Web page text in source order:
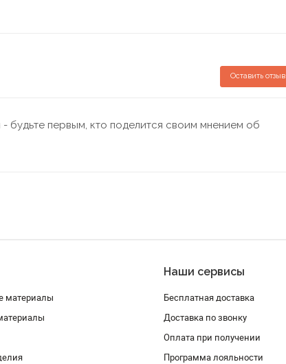
Оставить отзыв
будьте первым, кто поделится своим мнением об
материалы
Наши сервисы
Бесплатная доставка
Доставка по звонку
Оплата при получении
Программа лояльности